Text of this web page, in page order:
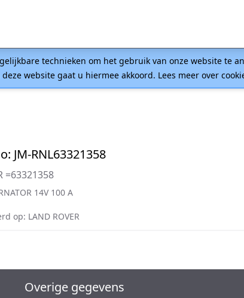
technieken om het gebruik van onze website te
website gaat u hiermee akkoord. Lees meer over
JM-RNL63321358
=63321358
14V 100 A
op: LAND ROVER
Overige gegevens